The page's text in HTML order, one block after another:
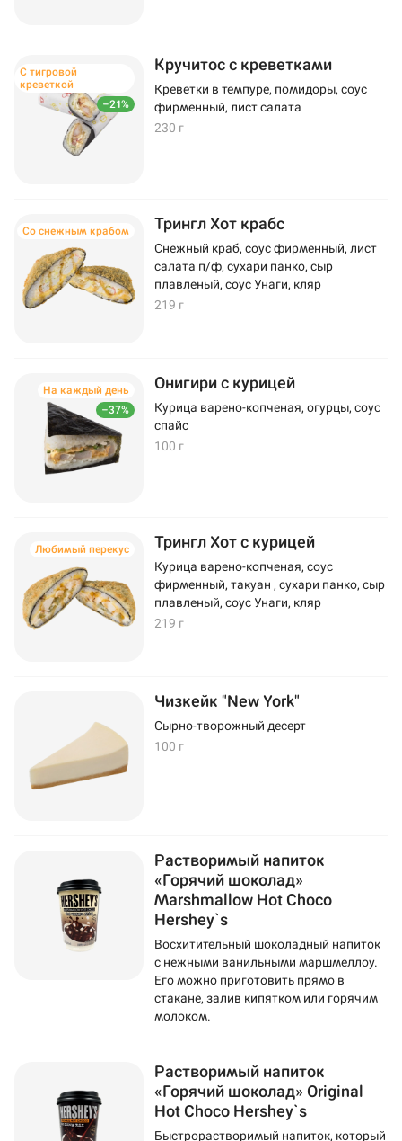
–21%
С тигровой
креветкой
Кручитос с креветками
Креветки в темпуре, помидоры, соус
фирменный, лист салата
230 г
Со снежным крабом Трингл Хот крабс
Снежный краб, соус фирменный, лист
салата п/ф, сухари панко, сыр
плавленый, соус Унаги, кляр
219 г
–37%
На каждый день Онигири с курицей
Курица варено-копченая, огурцы, соус
спайс
100 г
Любимый перекус Трингл Хот с курицей
Курица варено-копченая, соус
фирменный, такуан , сухари панко, сыр
плавленый, соус Унаги, кляр
219 г
Чизкейк "New York"
Сырно-творожный десерт
100 г
Растворимый напиток
«Горячий шоколад»
Marshmallow Hot Choco
Hershey`s
Восхитительный шоколадный напиток
с нежными ванильными маршмеллоу.
Его можно приготовить прямо в
стакане, залив кипятком или горячим
молоком.
Растворимый напиток
«Горячий шоколад» Original
Hot Choco Hershey`s
Быстрорастворимый напиток, который